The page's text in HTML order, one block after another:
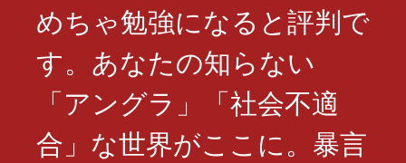
めちゃ勉強になると評判で
す。あなたの知らない
「アングラ」「社会不適
合」な世界がここに。暴言